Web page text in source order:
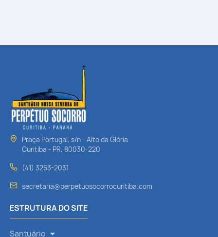
Praça Portugal, s/n - Alto da Glória
Curitiba - PR, 80030-220
(41) 3253-2031
secretaria@perpetuosocorrocuritiba.com
ESTRUTURA DO SITE
Santuário